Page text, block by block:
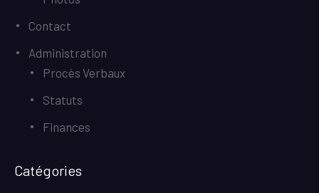
Contact
Administration
Procès Verbaux
Statuts
Finances
Catégories